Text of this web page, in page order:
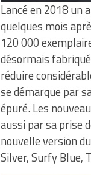
Lancé en 2018 un
quelques mois
120 000
désormais
réduire
se démarque par
épuré. Les
aussi par sa prise
nouvelle version
Silver, Surfy Blue,